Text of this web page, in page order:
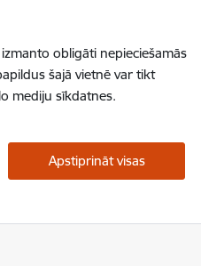
obligāti nepieciešamās
šajā vietnē var tikt
mediju sīkdatnes.
Apstiprināt visas